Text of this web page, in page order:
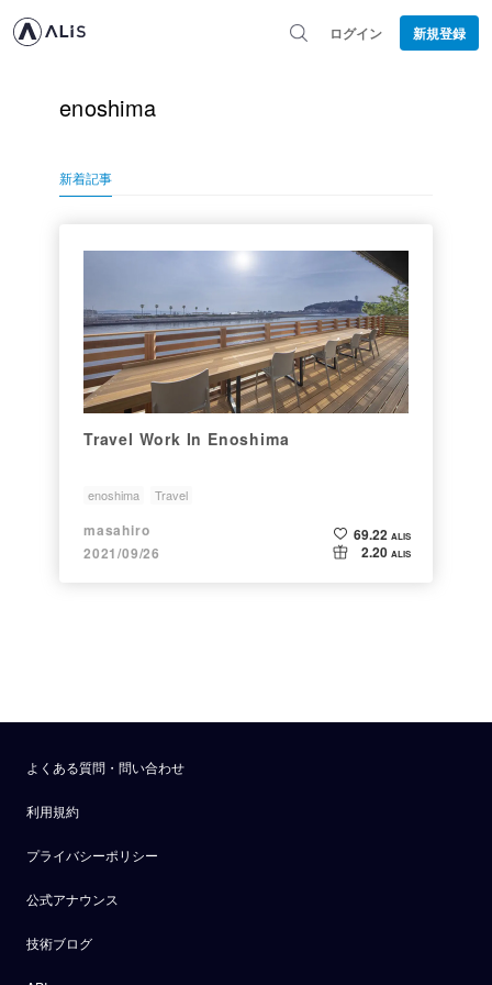
ログイン 新規登録
enoshima
新着記事
Travel Work In Enoshima
enoshima Travel
masahiro
2021/09/26
69.22 ALIS
2.20 ALIS
よくある質問・問い合わせ
利用規約
プライバシーポリシー
公式アナウンス
技術ブログ